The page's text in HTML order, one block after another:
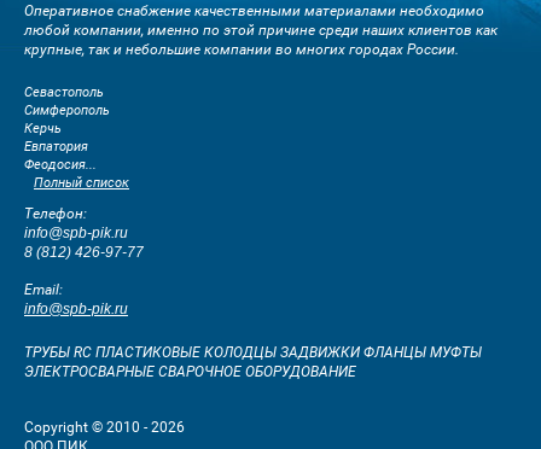
Оперативное снабжение качественными материалами необходимо
любой компании, именно по этой причине среди наших клиентов как
крупные, так и небольшие компании во многих городах России.
Севастополь
Симферополь
Керчь
Евпатория
Феодосия...
Полный список
Телефон:
info@spb-pik.ru
8 (812) 426-97-77
Email:
info@spb-pik.ru
ТРУБЫ RC ПЛАСТИКОВЫЕ КОЛОДЦЫ ЗАДВИЖКИ ФЛАНЦЫ МУФТЫ
ЭЛЕКТРОСВАРНЫЕ СВАРОЧНОЕ ОБОРУДОВАНИЕ
Copyright © 2010 - 2026